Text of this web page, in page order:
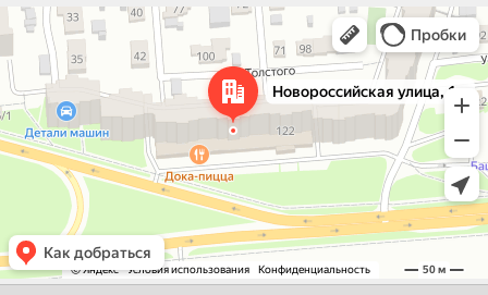
Челябинск
Новороссийская улица, 122 — Яндекс.Карты